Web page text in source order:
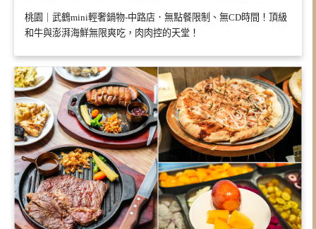
桃園｜武鶴mini輕奢鍋物-中路店．無點餐限制、無CD時間！頂級
和牛與澎湃海鮮無限爽吃，肉肉控的天堂！